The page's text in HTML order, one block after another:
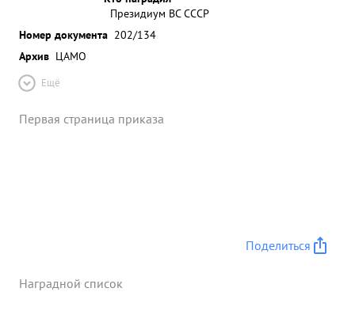
Президиум ВС СССР
Номер документа 202/134
Архив ЦАМО
Ещё
Первая страница приказа
Поделиться
Наградной список